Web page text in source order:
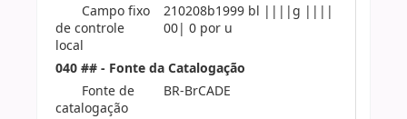
Campo fixo
de controle
local
210208b1999 bl ||||g ||||
00| 0 por u
040 ## - Fonte da Catalogação
Fonte de
catalogação
BR-BrCADE